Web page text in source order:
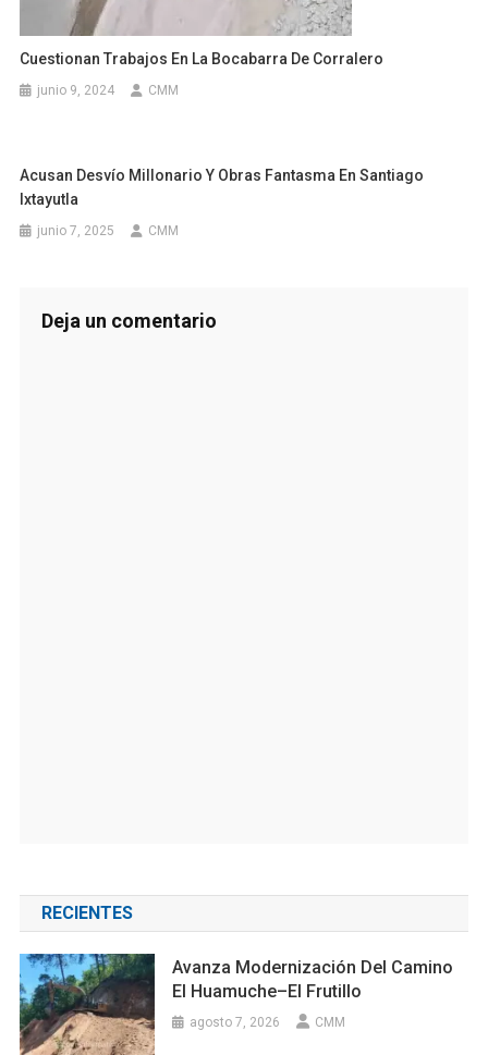
Cuestionan Trabajos En La Bocabarra De Corralero
junio 9, 2024 CMM
Acusan Desvío Millonario Y Obras Fantasma En Santiago
Ixtayutla
junio 7, 2025 CMM
Deja un comentario
RECIENTES
Avanza Modernización Del Camino
El Huamuche–El Frutillo
agosto 7, 2026 CMM